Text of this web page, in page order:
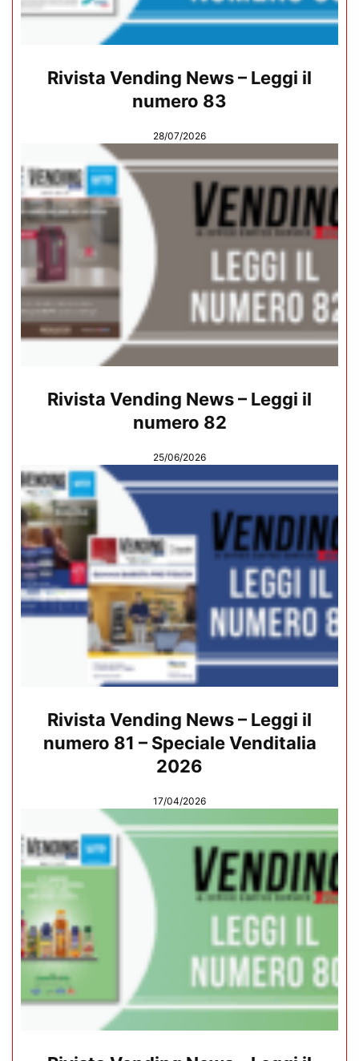
Rivista Vending News – Leggi il
numero 83
28/07/2026
Rivista Vending News – Leggi il
numero 82
25/06/2026
Rivista Vending News – Leggi il
numero 81 – Speciale Venditalia
2026
17/04/2026